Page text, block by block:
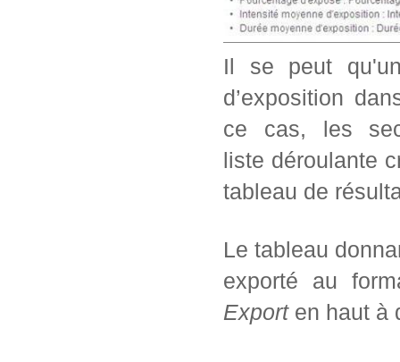
Il se peut
d’exposition
ce cas, les
liste déroulante
tableau de
Le tableau
exporté au
Exporten haut à